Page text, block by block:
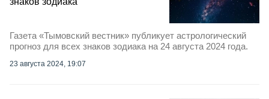
Газета «Тымовский вестник» публикует астрологический
прогноз для всех знаков зодиака на 24 августа 2024 года.
23 августа 2024, 19:07